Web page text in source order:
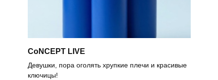
CoNCEPT LIVE
Девушки, пора оголять хрупкие плечи и красивые
ключицы!